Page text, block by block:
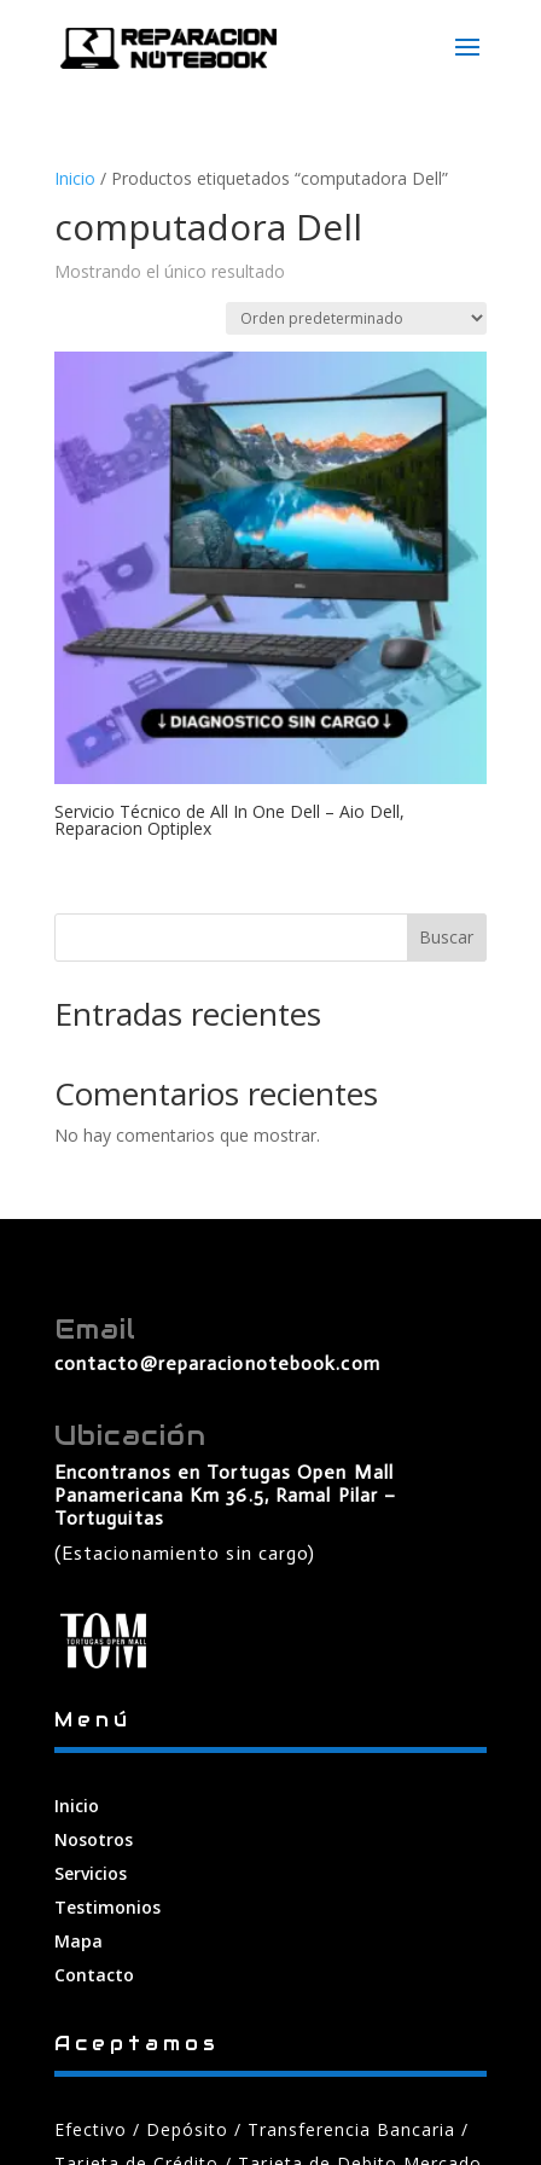
Inicio / Productos etiquetados “computadora Dell”
computadora Dell
Mostrando el único resultado
Servicio Técnico de All In One Dell – Aio Dell,
Reparacion Optiplex
Buscar
Entradas recientes
Comentarios recientes
No hay comentarios que mostrar.
Email
contacto@reparacionotebook.com
Ubicación
Encontranos en Tortugas Open Mall
Panamericana Km 36.5, Ramal Pilar –
Tortuguitas
(Estacionamiento sin cargo)
Menú
Inicio
Nosotros
Servicios
Testimonios
Mapa
Contacto
Aceptamos
Efectivo / Depósito / Transferencia Bancaria /